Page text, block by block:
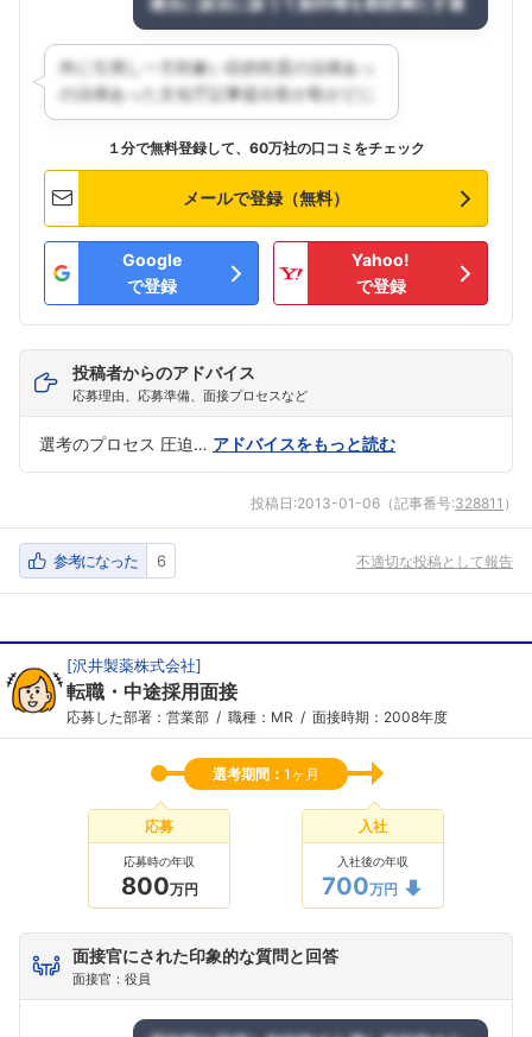
フォローしました
１分で無料登録して、60万社の口コミをチェック
メールで登録（無料）
Google
で登録
Yahoo!
で登録
投稿者からのアドバイス
応募理由、応募準備、面接プロセスなど
選考のプロセス 圧迫… アドバイスをもっと読む
投稿日:2013-01-06 （記事番号:328811 ）
参考になった 6 不適切な投稿として報告
[沢井製薬株式会社]
転職・中途採用面接
応募した部署：営業部 職種：MR 面接時期：2008年度
選考期間： 1ヶ月
応募
応募時の年収
800万円
入社
入社後の年収
700万円
面接官にされた印象的な質問と回答
面接官：役員